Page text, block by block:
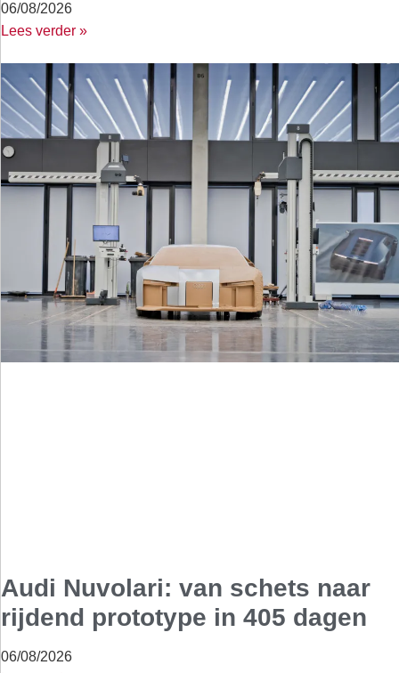
06/08/2026
Lees verder »
Audi Nuvolari: van schets naar
rijdend prototype in 405 dagen
06/08/2026